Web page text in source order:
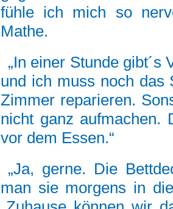
fühle ich mich so
Mathe.
„In einer Stunde gibt´s
und ich muss noch das
Zimmer reparieren.
nicht ganz aufmachen.
vor dem Essen.“
„Ja, gerne. Die
man sie morgens in